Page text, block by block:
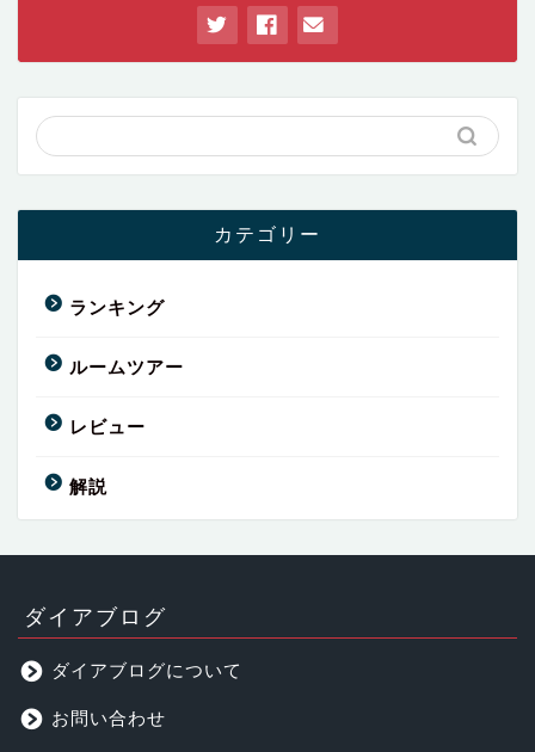
カテゴリー
ランキング
ルームツアー
レビュー
解説
ダイアブログ
ダイアブログについて
お問い合わせ